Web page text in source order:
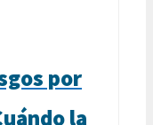
por
la